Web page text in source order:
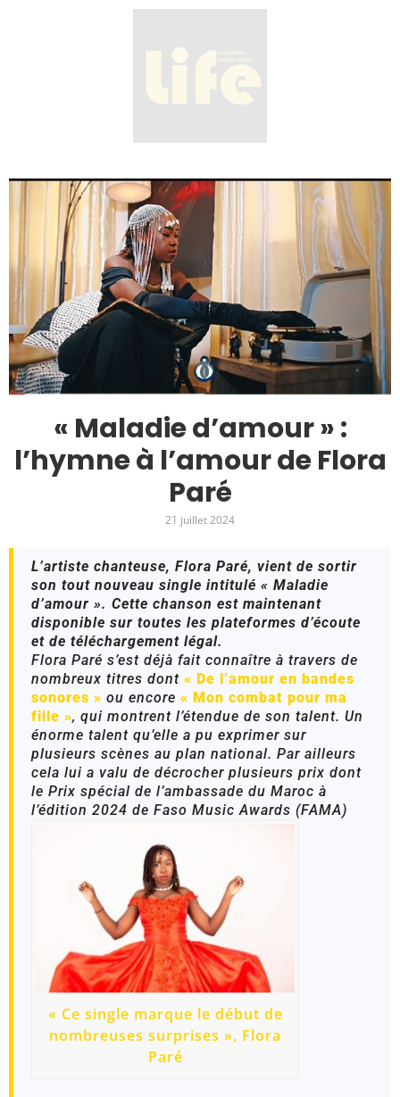
« Maladie d’amour » :
l’hymne à l’amour de Flora
Paré
21 juillet 2024
L’artiste chanteuse, Flora Paré, vient de sortir
son tout nouveau single intitulé « Maladie
d’amour ». Cette chanson est maintenant
disponible sur toutes les plateformes d’écoute
et de téléchargement légal.
Flora Paré s’est déjà fait connaître à travers de
nombreux titres dont « De l’amour en bandes
sonores » ou encore « Mon combat pour ma
fille », qui montrent l’étendue de son talent. Un
énorme talent qu’elle a pu exprimer sur
plusieurs scènes au plan national. Par ailleurs
cela lui a valu de décrocher plusieurs prix dont
le Prix spécial de l’ambassade du Maroc à
l’édition 2024 de Faso Music Awards (FAMA)
« Ce single marque le début de
nombreuses surprises », Flora
Paré